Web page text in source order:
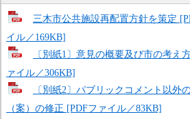
三木市公共施設再配置方針を策定
イル／169KB]
〔別紙1〕意見の概要及び市の考え
ァイル／306KB]
〔別紙2〕パブリックコメント以外
（案）の修正 [PDFファイル／83KB]